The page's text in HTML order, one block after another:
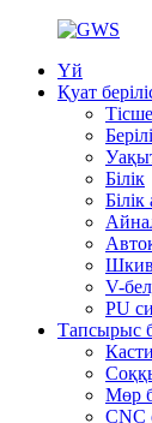
Үй
Қуат
Білік
V-
PU
Тапсырыс
Мөр
CNC